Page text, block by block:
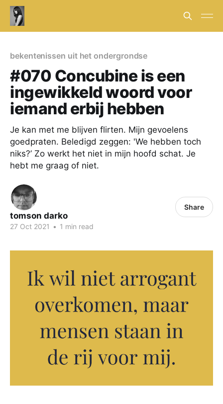
bekentenissen uit het ondergrondse
#070 Concubine is een
ingewikkeld woord voor
iemand erbij hebben
Je kan met me blijven flirten. Mijn gevoelens
goedpraten. Beledigd zeggen: 'We hebben toch
niks?’ Zo werkt het niet in mijn hoofd schat. Je
hebt me graag of niet.
tomson darko
27 Oct 2021 • 1 min read
Share